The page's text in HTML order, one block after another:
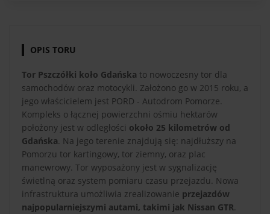
OPIS TORU
Tor Pszczółki koło Gdańska to nowoczesny tor dla
samochodów oraz motocykli. Założono go w 2015 roku, a
jego właścicielem jest PORD - Autodrom Pomorze.
Kompleks o łącznej powierzchni ośmiu hektarów
położony jest w odległości około 25 kilometrów od
Gdańska. Na jego terenie znajdują się: najdłuższy na
Pomorzu tor kartingowy, tor ziemny, oraz plac
manewrowy. Tor wyposażony jest w sygnalizację
świetlną oraz system pomiaru czasu przejazdu. Nowa
infrastruktura umożliwia zrealizowanie przejazdów
najpopularniejszymi autami, takimi jak Nissan GTR.